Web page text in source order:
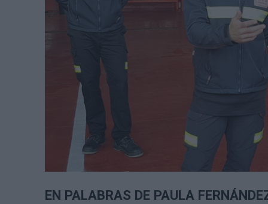
EN PALABRAS DE PAULA